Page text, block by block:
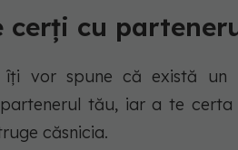
cerți cu
îți vor spune că există un
tău, iar a te certa
căsnicia.